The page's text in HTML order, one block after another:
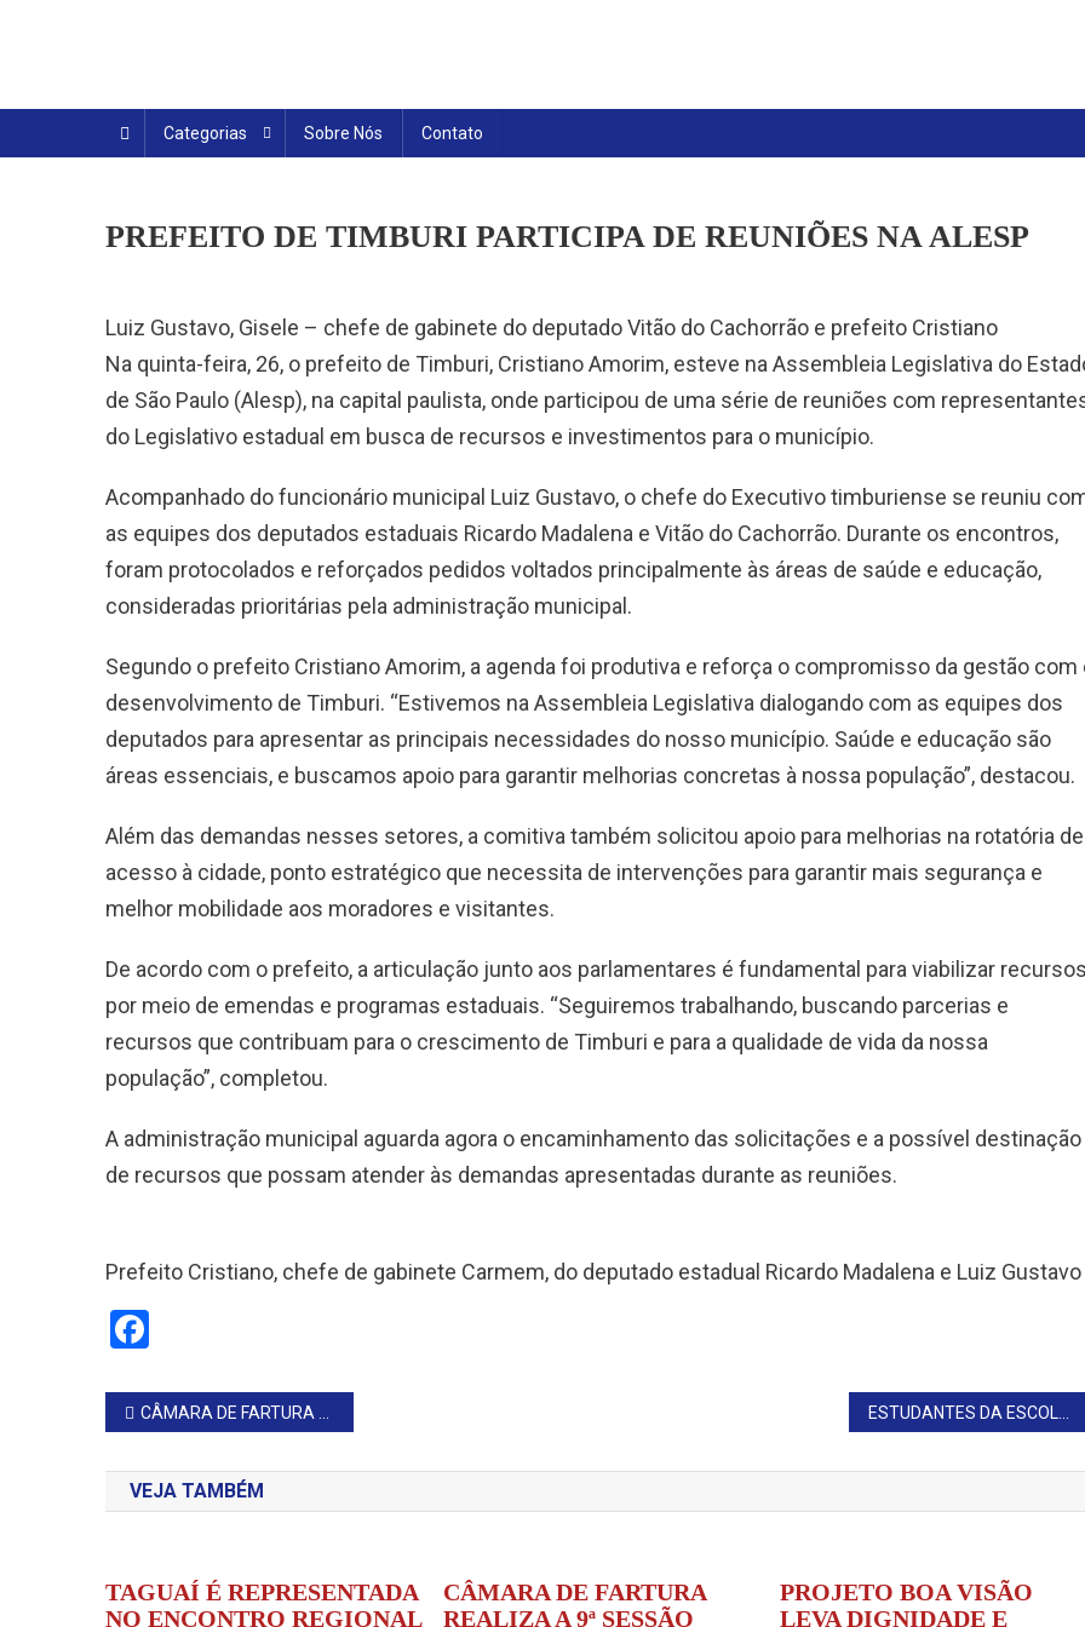
Categorias Sobre Nós Contato
PREFEITO DE TIMBURI PARTICIPA DE REUNIÕES NA ALESP
Luiz Gustavo, Gisele – chefe de gabinete do deputado Vitão do Cachorrão e prefeito Cristiano
Na quinta-feira, 26, o prefeito de Timburi, Cristiano Amorim, esteve na Assembleia Legislativa do
de São Paulo (Alesp), na capital paulista, onde participou de uma série de reuniões com
do Legislativo estadual em busca de recursos e investimentos para o município.
Acompanhado do funcionário municipal Luiz Gustavo, o chefe do Executivo timburiense se reuniu
as equipes dos deputados estaduais Ricardo Madalena e Vitão do Cachorrão. Durante os encontros,
foram protocolados e reforçados pedidos voltados principalmente às áreas de saúde e educação,
consideradas prioritárias pela administração municipal.
Segundo o prefeito Cristiano Amorim, a agenda foi produtiva e reforça o compromisso da gestão com
desenvolvimento de Timburi. “Estivemos na Assembleia Legislativa dialogando com as equipes dos
deputados para apresentar as principais necessidades do nosso município. Saúde e educação são
áreas essenciais, e buscamos apoio para garantir melhorias concretas à nossa população”, destacou.
Além das demandas nesses setores, a comitiva também solicitou apoio para melhorias na rotatória de
acesso à cidade, ponto estratégico que necessita de intervenções para garantir mais segurança e
melhor mobilidade aos moradores e visitantes.
De acordo com o prefeito, a articulação junto aos parlamentares é fundamental para viabilizar
por meio de emendas e programas estaduais. “Seguiremos trabalhando, buscando parcerias e
recursos que contribuam para o crescimento de Timburi e para a qualidade de vida da nossa
população”, completou.
A administração municipal aguarda agora o encaminhamento das solicitações e a possível destinação
de recursos que possam atender às demandas apresentadas durante as reuniões.
Prefeito Cristiano, chefe de gabinete Carmem, do deputado estadual Ricardo Madalena e Luiz Gustavo
Navegação
de
Post
CÂMARA DE FARTURA REALIZA A 2ª SESSÃO ORDINÁRIA DE 2026
VEJA TAMBÉM
TAGUAÍ É REPRESENTADA
NO ENCONTRO REGIONAL
CÂMARA DE FARTURA
REALIZA A 9ª SESSÃO
PROJETO BOA VISÃO
LEVA DIGNIDADE E